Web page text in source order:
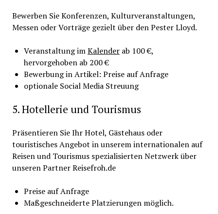
Bewerben Sie Konferenzen, Kulturveranstaltungen,
Messen oder Vorträge gezielt über den Pester Lloyd.
Veranstaltung imKalenderab 100 €,
hervorgehoben ab 200 €
Bewerbung in Artikel: Preise auf Anfrage
optionale Social Media Streuung
5. Hotellerie und Tourismus
Präsentieren Sie Ihr Hotel, Gästehaus oder
touristisches Angebot in unserem internationalen auf
Reisen und Tourismus spezialisierten Netzwerk über
unseren Partner Reisefroh.de
Preise auf Anfrage
Maßgeschneiderte Platzierungen möglich.